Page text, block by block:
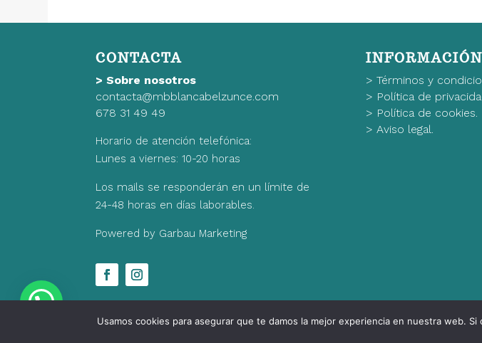
CONTACTA
>Sobre nosotros
contacta@mbblancabelzunce.com
678 31 49 49
Horario de atención telefónica:
Lunes a viernes: 10-20 horas
Los mails se responderán en un límite de
24-48 horas en días laborables.
Powered by Garbau Marketing
INFORMACIÓN
> Términos y
> Política de
> Política de cookies.
> Aviso legal.
Aviso Legal Política de
Usamos cookies para asegurar que te damos la mejor experiencia en nuestra web.